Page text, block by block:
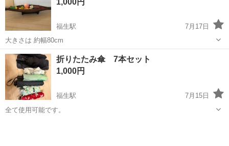
福生駅
7月17日
大きさは 約幅80cm
東京 福生市 福生駅 その他 オブジェ
折りたたみ傘 7本セット
1,000円
福生駅
7月15日
全て使用可能です。